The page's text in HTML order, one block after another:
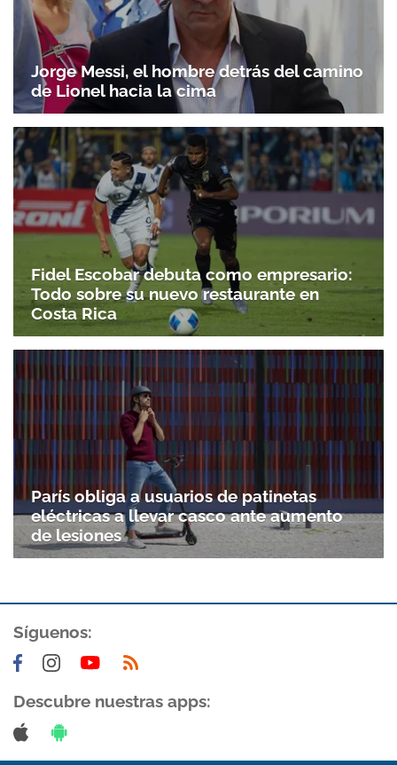
Gracias por suscribirte a nuestro boletín.
ACEPTAR
Jorge Messi, el hombre detrás del camino
de Lionel hacia la cima
Fidel Escobar debuta como empresario:
Todo sobre su nuevo restaurante en
Costa Rica
París obliga a usuarios de patinetas
eléctricas a llevar casco ante aumento
de lesiones
Síguenos:
Descubre nuestras apps: